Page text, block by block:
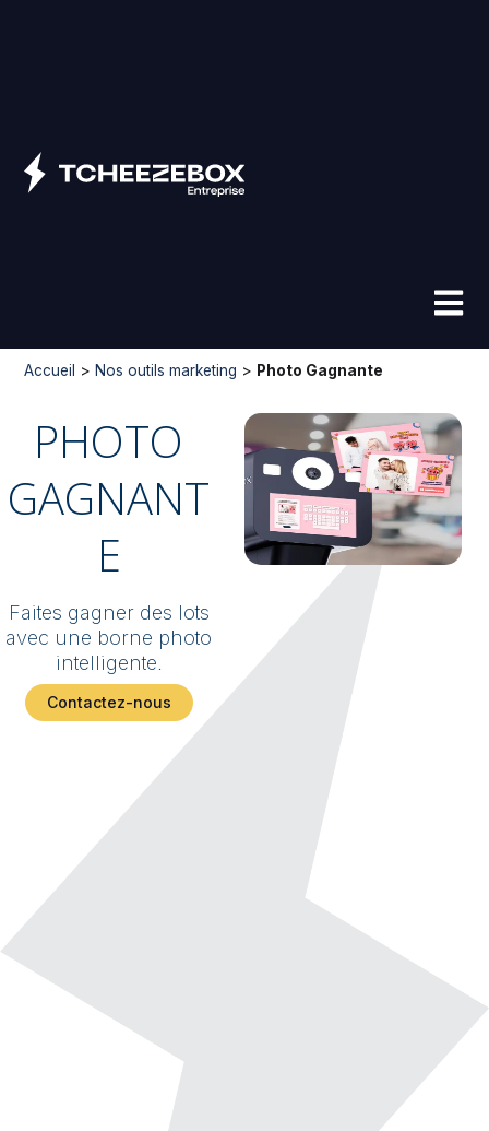
Accueil >Nos outils marketing > Photo Gagnante
PHOTO
GAGNANT
E
Faites gagner des lots
avec une borne photo
intelligente.
Contactez-nous